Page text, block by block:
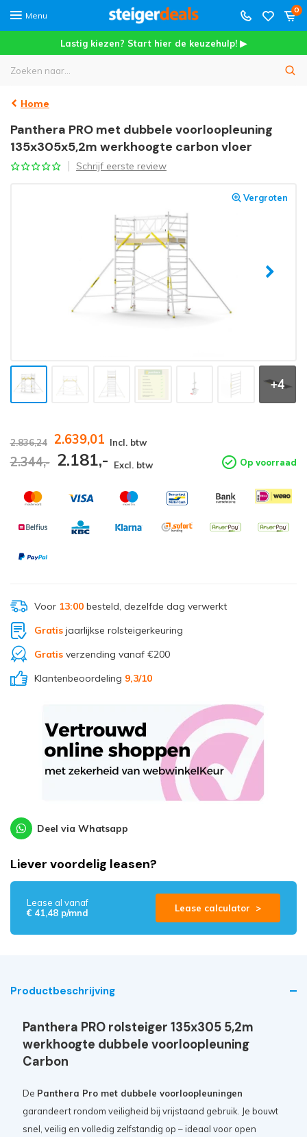
Menu
0
Lastig kiezen? Start hier de keuzehulp! ▶
Home
Panthera PRO met dubbele voorloopleuning
135x305x5,2m werkhoogte carbon vloer
Schrijf eerste review
Vergroten
+4
2.836,24 2.639,01 Incl. btw
2.344,- 2.181,- Excl. btw Op voorraad
Voor 13:00besteld, dezelfde dag verwerkt
Gratisjaarlijkse rolsteigerkeuring
Gratisverzending vanaf €200
Klantenbeoordeling 9,3/10
Deel via Whatsapp
Liever voordelig leasen?
Lease al vanaf
€ 41,48 p/mnd
Lease calculator >
Productbeschrijving
Panthera PRO rolsteiger 135x305 5,2m
werkhoogte dubbele voorloopleuning
Carbon
De Panthera Pro met dubbele voorloopleuningen
garandeert rondom veiligheid bij vrijstaand gebruik. Je bouwt
snel, veilig en volledig zelfstandig op – ideaal voor open